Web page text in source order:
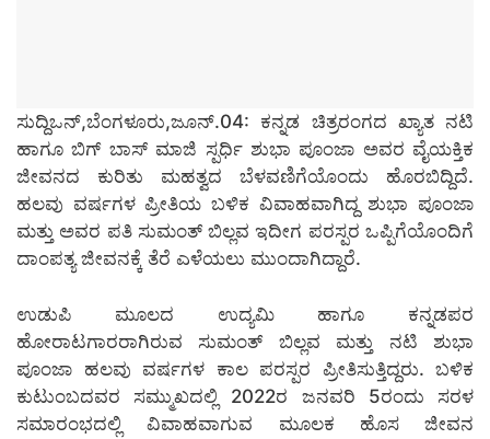
ಸುದ್ದಿಒನ್,ಬೆಂಗಳೂರು,ಜೂನ್.04: ಕನ್ನಡ ಚಿತ್ರರಂಗದ ಖ್ಯಾತ ನಟಿ
ಹಾಗೂ ಬಿಗ್ ಬಾಸ್ ಮಾಜಿ ಸ್ಪರ್ಧಿ ಶುಭಾ ಪೂಂಜಾ ಅವರ ವೈಯಕ್ತಿಕ
ಜೀವನದ ಕುರಿತು ಮಹತ್ವದ ಬೆಳವಣಿಗೆಯೊಂದು ಹೊರಬಿದ್ದಿದೆ.
ಹಲವು ವರ್ಷಗಳ ಪ್ರೀತಿಯ ಬಳಿಕ ವಿವಾಹವಾಗಿದ್ದ ಶುಭಾ ಪೂಂಜಾ
ಮತ್ತು ಅವರ ಪತಿ ಸುಮಂತ್ ಬಿಲ್ಲವ ಇದೀಗ ಪರಸ್ಪರ ಒಪ್ಪಿಗೆಯೊಂದಿಗೆ
ದಾಂಪತ್ಯ ಜೀವನಕ್ಕೆ ತೆರೆ ಎಳೆಯಲು ಮುಂದಾಗಿದ್ದಾರೆ.
ಉಡುಪಿ ಮೂಲದ ಉದ್ಯಮಿ ಹಾಗೂ ಕನ್ನಡಪರ
ಹೋರಾಟಗಾರರಾಗಿರುವ ಸುಮಂತ್ ಬಿಲ್ಲವ ಮತ್ತು ನಟಿ ಶುಭಾ
ಪೂಂಜಾ ಹಲವು ವರ್ಷಗಳ ಕಾಲ ಪರಸ್ಪರ ಪ್ರೀತಿಸುತ್ತಿದ್ದರು. ಬಳಿಕ
ಕುಟುಂಬದವರ ಸಮ್ಮುಖದಲ್ಲಿ 2022ರ ಜನವರಿ 5ರಂದು ಸರಳ
ಸಮಾರಂಭದಲ್ಲಿ ವಿವಾಹವಾಗುವ ಮೂಲಕ ಹೊಸ ಜೀವನ